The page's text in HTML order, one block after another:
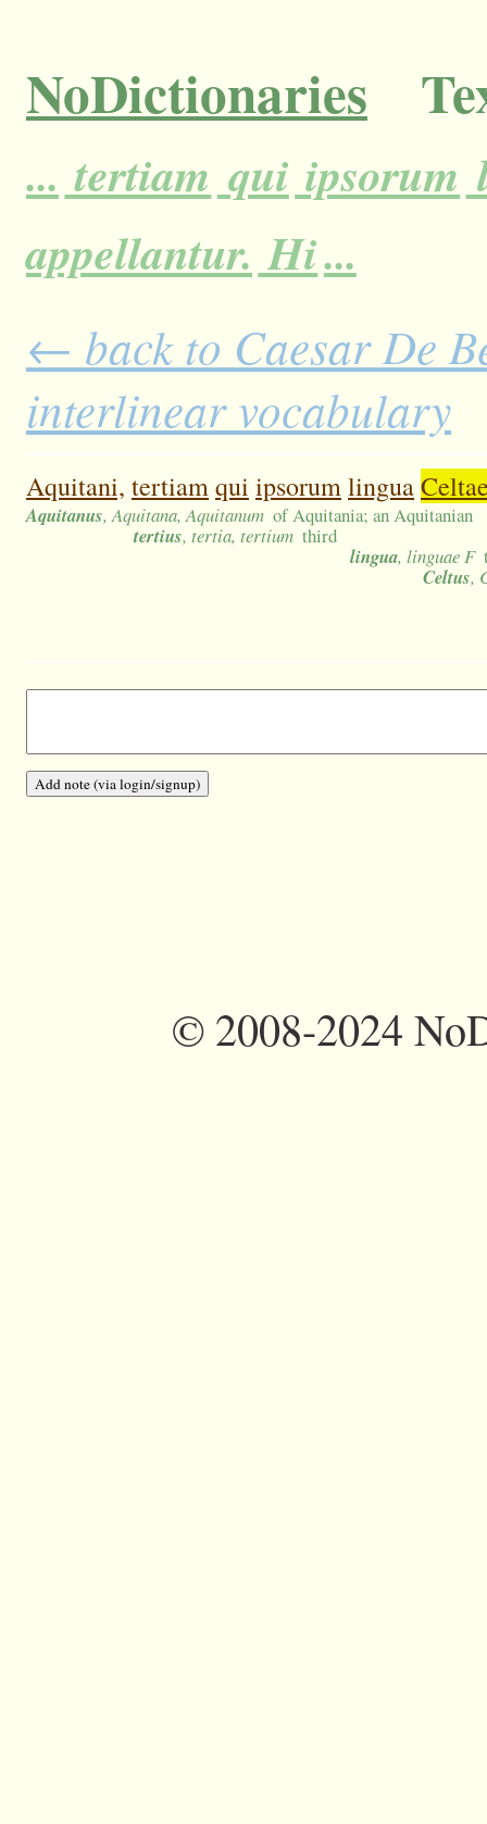
NoDictionaries
... tertiam qui ipsorum
appellantur. Hi...
← back to Caesar De
interlinear vocabulary
Aquitani, tertiamqui ipsorumlingua
Aquitanus, Aquitana, Aquitanum of Aquitania; an Aquitanian
tertius, tertia, tertium third
lingua, linguae F
Celtus,
©2008-2024